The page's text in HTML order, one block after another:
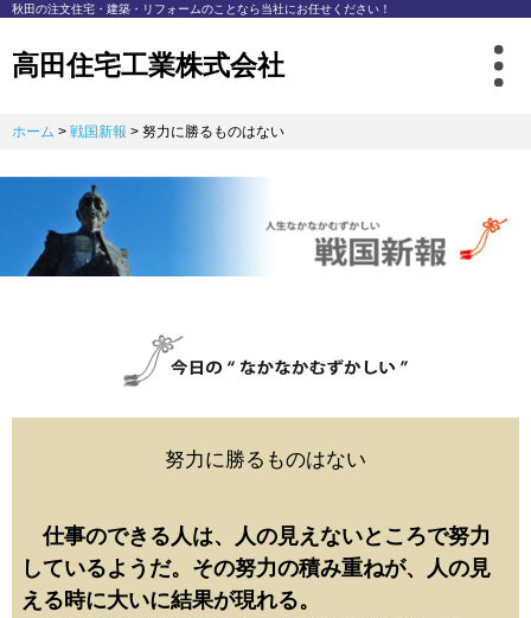
秋⽥の注⽂住宅・建築・リフォームのことなら当社にお任せください！
高田住宅工業株式会社
ホーム > 戦国新報 > 努力に勝るものはない
努力に勝るものはない
仕事のできる人は、人の見えないところで努力
しているようだ。その努力の積み重ねが、人の見
える時に大いに結果が現れる。